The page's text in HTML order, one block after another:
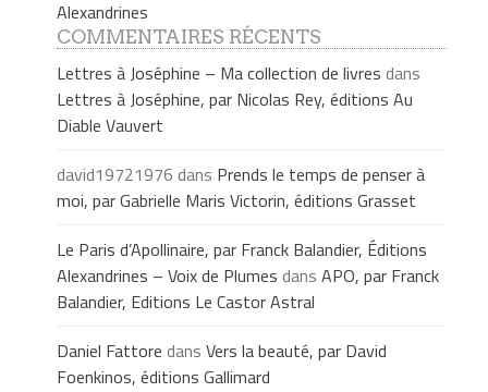
Alexandrines
COMMENTAIRES RÉCENTS
Lettres à Joséphine – Ma collection de livres dans
Lettres à Joséphine, par Nicolas Rey, éditions Au
Diable Vauvert
david19721976 dans Prends le temps de penser à
moi, par Gabrielle Maris Victorin, éditions Grasset
Le Paris d’Apollinaire, par Franck Balandier, Éditions
Alexandrines – Voix de Plumes dans APO, par Franck
Balandier, Editions Le Castor Astral
Daniel Fattore dans Vers la beauté, par David
Foenkinos, éditions Gallimard